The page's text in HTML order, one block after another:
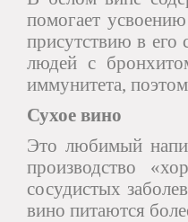
помогает
присутствию в его
людей с
иммунитета,
Сухое вино
Это любимый
производство
сосудистых
вино питаются